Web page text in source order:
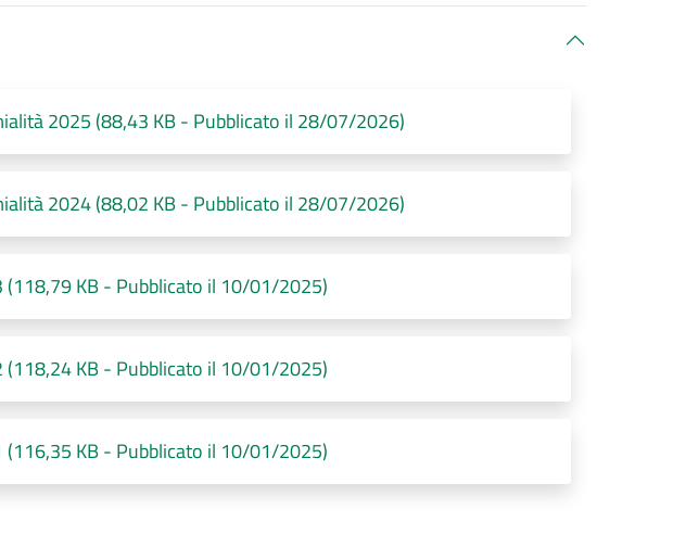
2025 (88,43 KB - Pubblicato il 28/07/2026)
2024 (88,02 KB - Pubblicato il 28/07/2026)
KB - Pubblicato il 10/01/2025)
KB - Pubblicato il 10/01/2025)
KB - Pubblicato il 10/01/2025)